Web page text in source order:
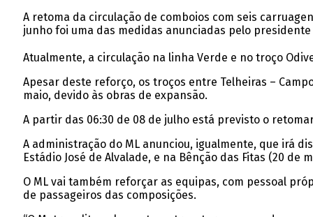
A retoma da circulação de comboios com seis
junho foi uma das medidas anunciadas pelo
Atualmente, a circulação na linha Verde e no troço
Apesar deste reforço, os troços entre Telheiras –
maio, devido às obras de expansão.
A partir das 06:30 de 08 de julho está previsto o
A administração do ML anunciou, igualmente, que irá
Estádio José de Alvalade, e na Bênção das Fitas (20 de
O ML vai também reforçar as equipas, com pessoal
de passageiros das composições.